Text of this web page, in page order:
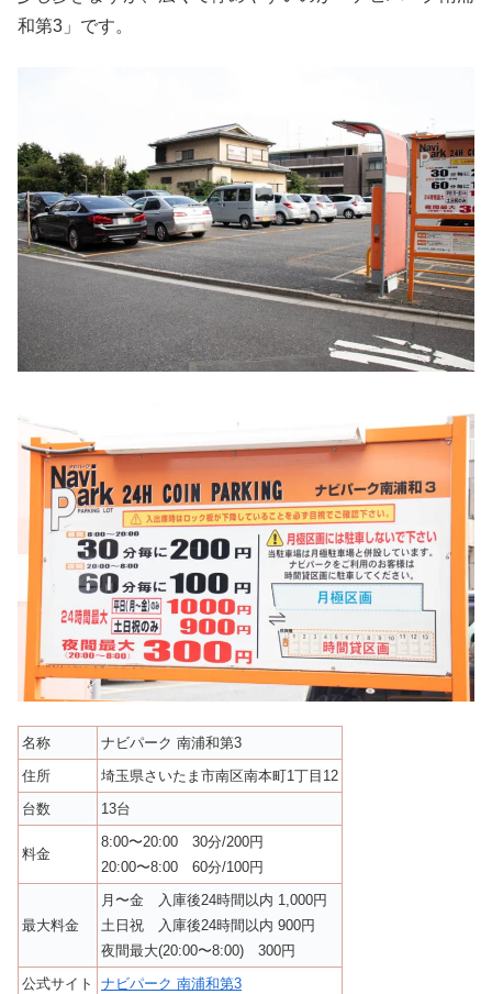
和第3」です。
名称
ナビパーク 南浦和第3
住所
埼玉県さいたま市南区南本町1丁目12
台数
13台
料金
8:00〜20:00 30分/200円
20:00〜8:00 60分/100円
最大料金
月〜金 入庫後24時間以内 1,000円
土日祝 入庫後24時間以内 900円
夜間最大(20:00〜8:00) 300円
公式サイト
ナビパーク 南浦和第3